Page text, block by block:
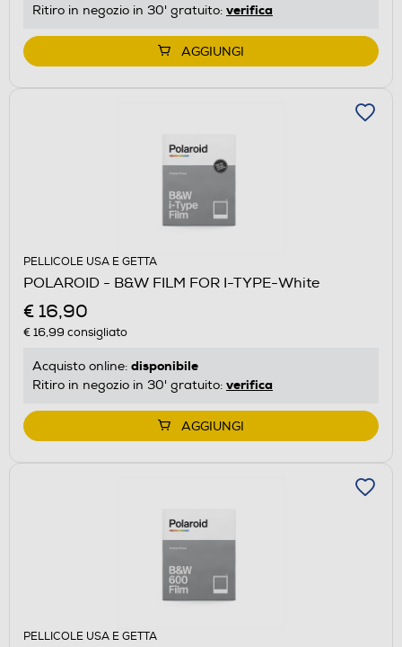
Ritiro in negozio in 30' gratuito: verifica
AGGIUNGI
PELLICOLE USA E GETTA
POLAROID - B&W FILM FOR I-TYPE-White
€ 16,90
€ 16,99 consigliato
Acquisto online: disponibile
Ritiro in negozio in 30' gratuito: verifica
AGGIUNGI
PELLICOLE USA E GETTA